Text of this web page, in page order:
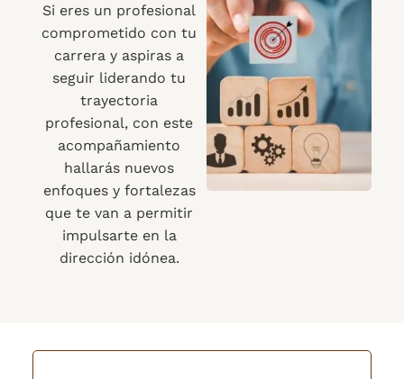
Si eres un profesional
comprometido con tu
carrera y aspiras a
seguir liderando tu
trayectoria
profesional, con este
acompañamiento
hallarás nuevos
enfoques y fortalezas
que te van a permitir
impulsarte en la
dirección idónea.